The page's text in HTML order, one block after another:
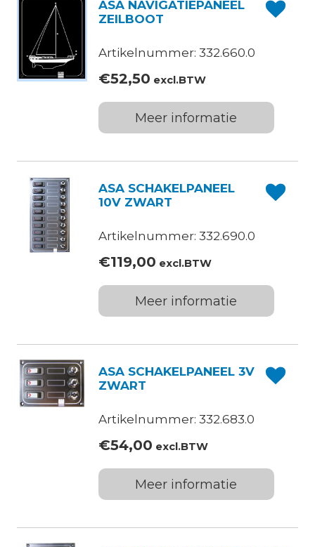
ASA NAVIGATIEPANEEL
ZEILBOOT
Artikelnummer: 332.660.0
€52,50 excl.BTW
Meer informatie
ASA SCHAKELPANEEL
10V ZWART
Artikelnummer: 332.690.0
€119,00 excl.BTW
Meer informatie
ASA SCHAKELPANEEL 3V
ZWART
Artikelnummer: 332.683.0
€54,00 excl.BTW
Meer informatie